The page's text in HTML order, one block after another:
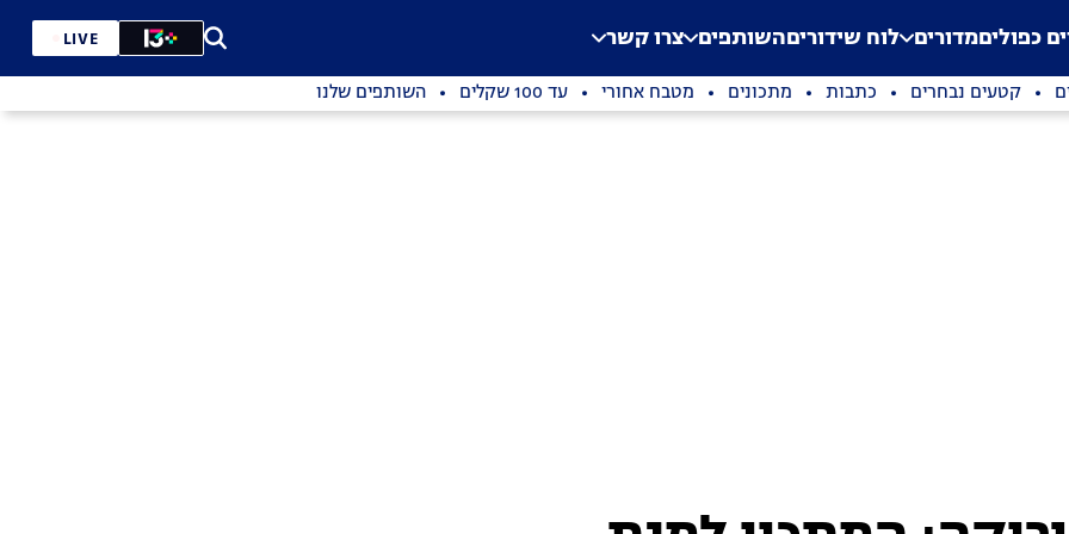
Application error: a
. כפוליםמדורים לוח שידוריםהשותפים צרו קשר LIVE
קטעים נבחרים כתבות מתכונים מטבח אחורי עד 100 שקלים השותפים שלנו